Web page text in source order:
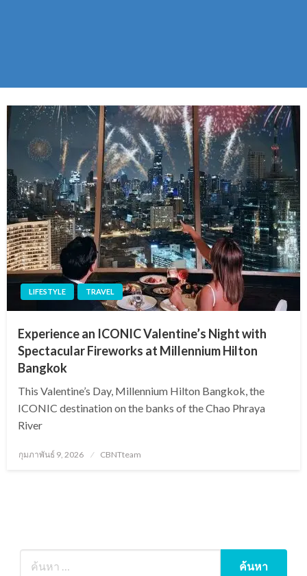
LIFESTYLE TRAVEL
Experience an ICONIC Valentine’s Night with
Spectacular Fireworks at Millennium Hilton
Bangkok
This Valentine’s Day, Millennium Hilton Bangkok, the
ICONIC destination on the banks of the Chao Phraya
River
Posted
กุมภาพันธ์ 9, 2026 CBNTteam